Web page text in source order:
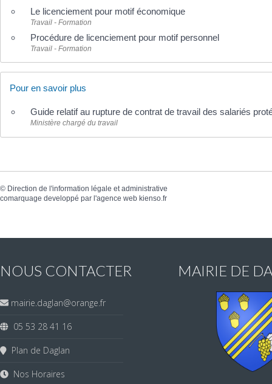
Le licenciement pour motif économique
Travail - Formation
Procédure de licenciement pour motif personnel
Travail - Formation
Pour en savoir plus
Guide relatif au rupture de contrat de travail des salariés
Ministère chargé du travail
© Direction de l'information légale et administrative
comarquage developpé par l'agence web kienso.fr
NOUS CONTACTER
mairie.daglan@orange.fr
05 53 28 41 16
Plan de Daglan
Nos Horaires
MAIRIE DE